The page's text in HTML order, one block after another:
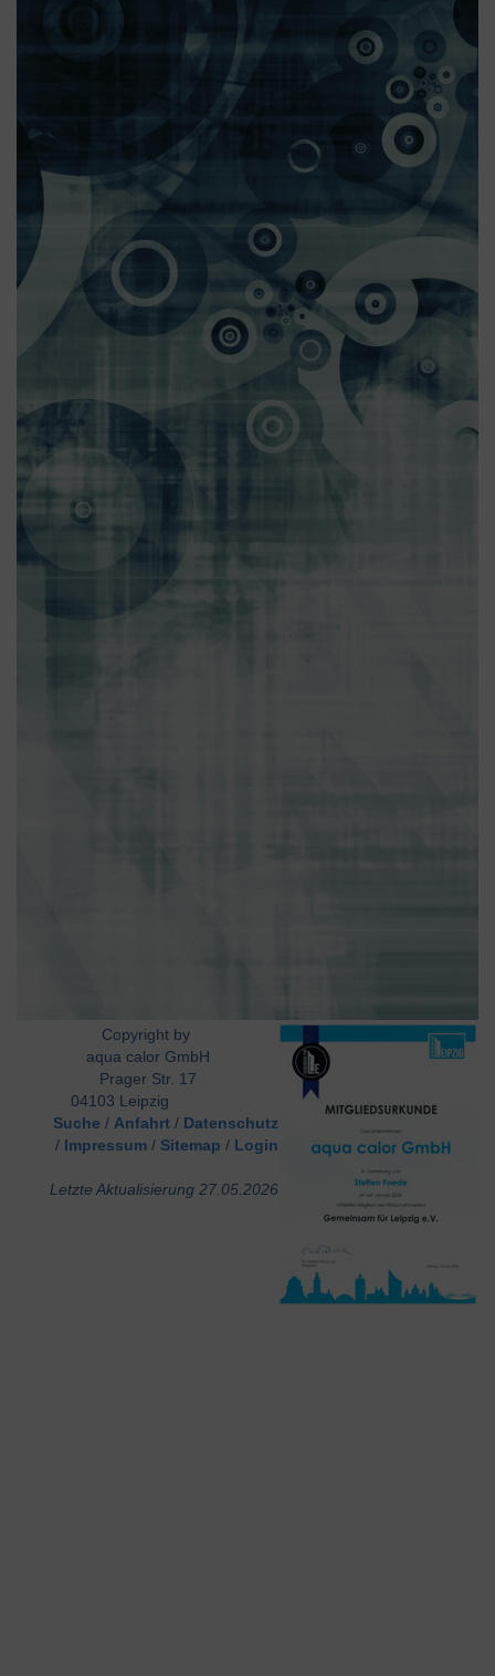
Copyright by
aqua calor GmbH
Prager Str. 17
04103 Leipzig
Suche / Anfahrt/ Datenschutz
/ Impressum/ Sitemap / Login
Letzte Aktualisierung 27.05.2026